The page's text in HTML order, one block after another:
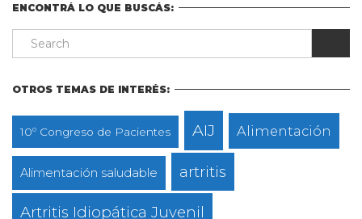
ENCONTRÁ LO QUE BUSCÁS:
OTROS TEMAS DE INTERÉS:
10º Congreso de Pacientes AIJ Alimentación
Alimentación saludable artritis
Artritis Idiopática Juvenil